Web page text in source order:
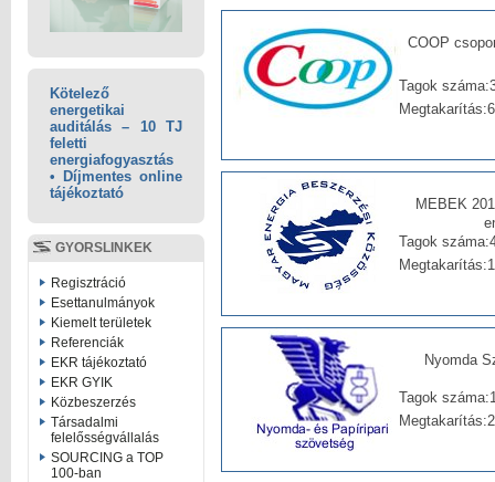
Kötelező
energetikai
auditálás – 10 TJ
feletti
energiafogyasztás
• Díjmentes online
tájékoztató
GYORSLINKEK
Regisztráció
Esettanulmányok
Kiemelt területek
Referenciák
EKR tájékoztató
EKR GYIK
Közbeszerzés
Társadalmi
felelősségvállalás
SOURCING a TOP
100-ban
COOP
Tagok
MEBEK
Tagok
Nyomda
Tagok